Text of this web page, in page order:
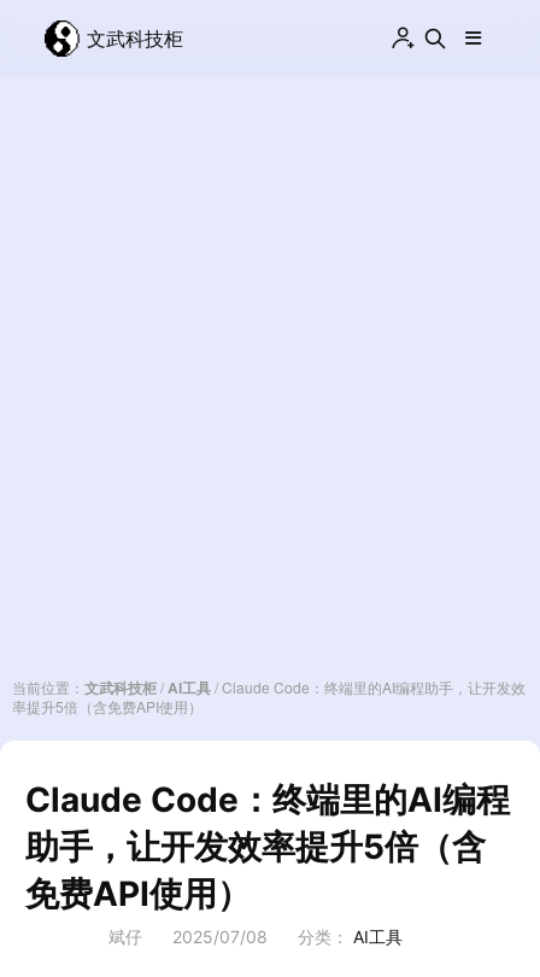
文武科技柜
当前位置： 文武科技柜/AI工具/Claude Code：终端里的AI编程助手，让开发效
率提升5倍（含免费API使用）
Claude Code：终端里的AI编程
助手，让开发效率提升5倍（含
免费API使用）
斌仔 2025/07/08 分类： AI工具